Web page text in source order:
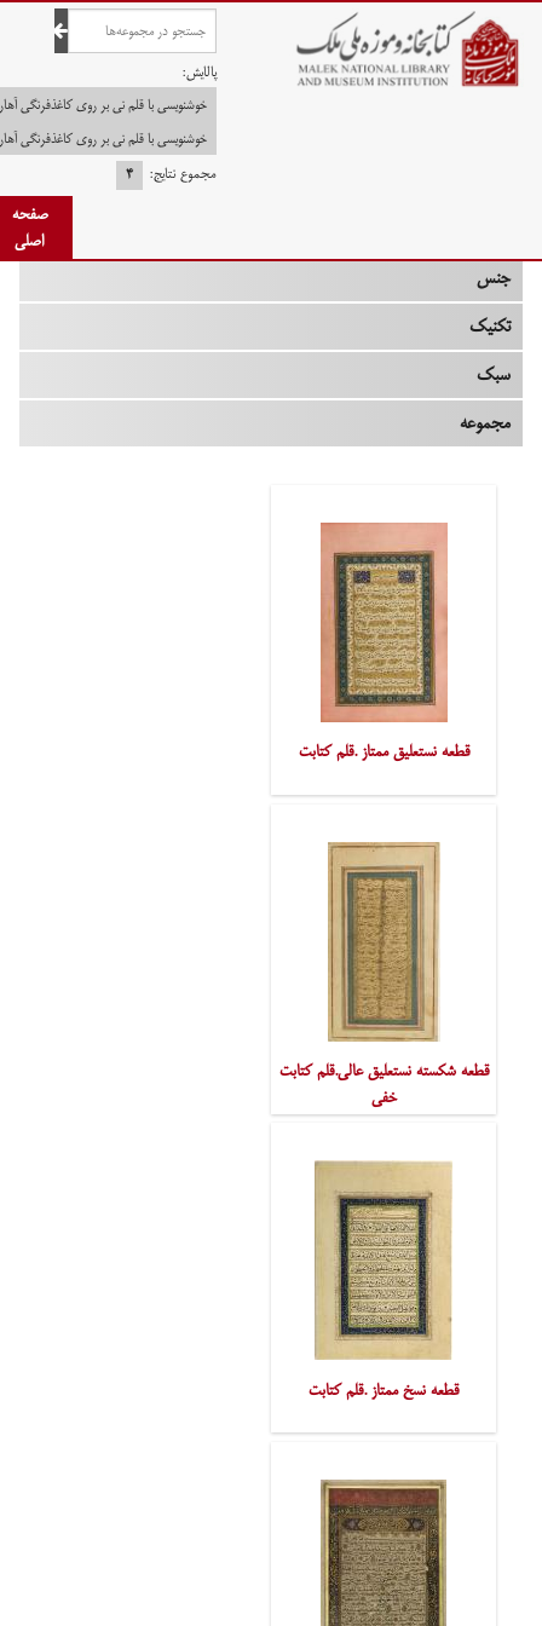
صفحه اصلی
پالایش:
خوشنویسی با قلم نی بر روی کاغذفرنگی
خوشنویسی با قلم نی بر روی کاغذفرنگی
مجموع نتایج:
۴
صفحه
اصلی
جنس
تکنیک
سبک
مجموعه
قطعه نستعلیق ممتاز .قلم کتابت
قطعه شکسته نستعلیق عالی.قلم کتابت
خفی
قطعه نسخ ممتاز .قلم کتابت